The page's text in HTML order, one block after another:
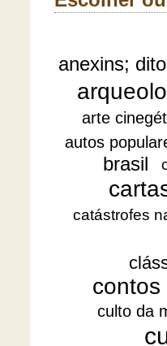
anexins;
arte
autos
brasil
catástrofes
contos
culto da